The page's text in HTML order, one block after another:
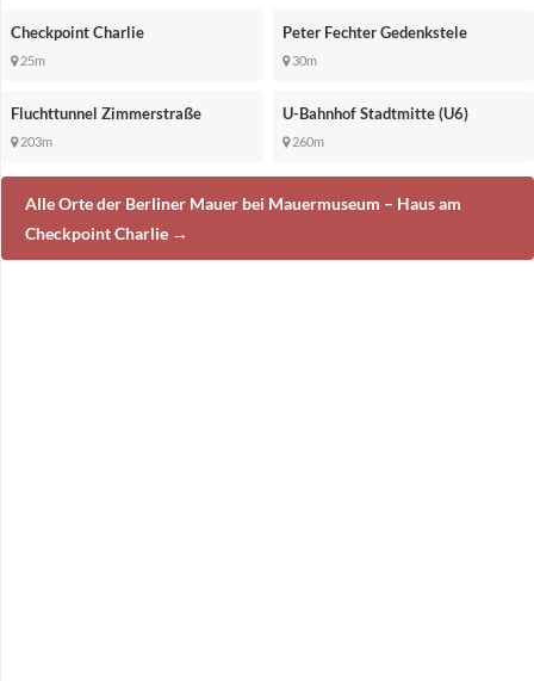
Checkpoint Charlie
25m
Peter Fechter Gedenkstele
30m
Fluchttunnel Zimmerstraße
203m
U-Bahnhof Stadtmitte (U6)
260m
Alle Orte der Berliner Mauer bei Mauermuseum – Haus am
Checkpoint Charlie →